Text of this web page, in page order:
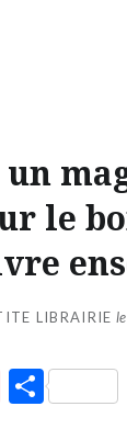
un
le
LIBRAIRIE le
Pinterest